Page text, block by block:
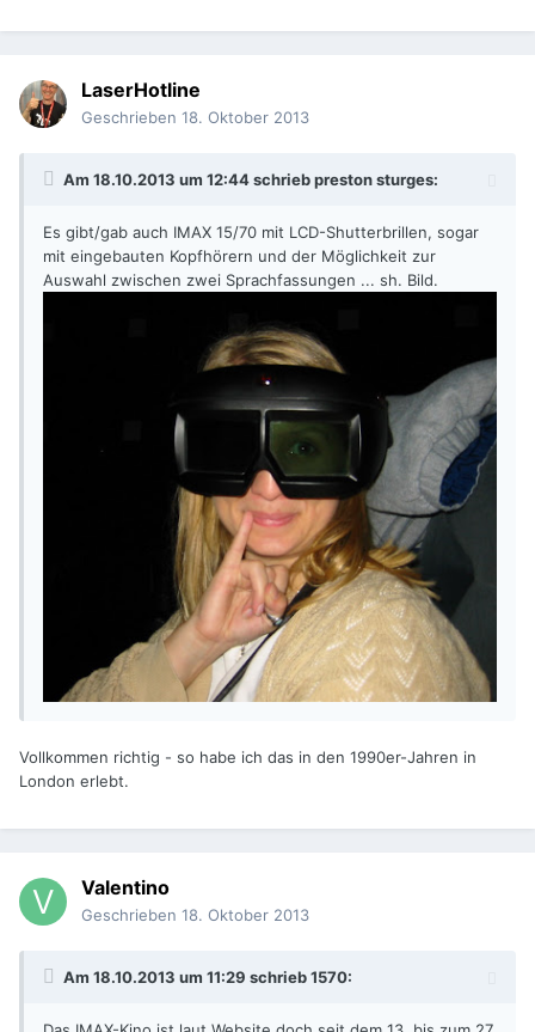
LaserHotline
Geschrieben 18. Oktober 2013
Am 18.10.2013 um 12:44 schrieb preston sturges:
Es gibt/gab auch IMAX 15/70 mit LCD-Shutterbrillen, sogar
mit eingebauten Kopfhörern und der Möglichkeit zur
Auswahl zwischen zwei Sprachfassungen ... sh. Bild.
Vollkommen richtig - so habe ich das in den 1990er-Jahren in
London erlebt.
Valentino
Geschrieben 18. Oktober 2013
Am 18.10.2013 um 11:29 schrieb 1570: